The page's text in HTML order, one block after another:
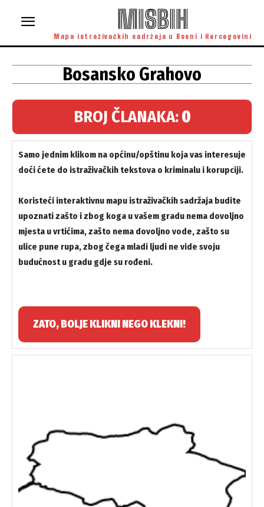
MISBIH
Mapa istraživačkih sadržaja u Bosni i Hercegovini
Bosansko Grahovo
BROJ ČLANAKA:0
Samo jednim klikom na općinu/opštinu koja vas interesuje
doći ćete do istraživačkih tekstova o kriminalu i korupciji.
Koristeći interaktivnu mapu istraživačkih sadržaja budite
upoznati zašto i zbog koga u vašem gradu nema dovoljno
mjesta u vrtićima, zašto nema dovoljno vode, zašto su
ulice pune rupa, zbog čega mladi ljudi ne vide svoju
budućnost u gradu gdje su rođeni.
ZATO, BOLJE KLIKNI NEGO KLEKNI!